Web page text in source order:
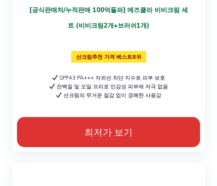
[공식판매처/누적판매 100억돌파] 메즈클라 비비크림 세
트 (비비크림2개+브러쉬1개)
선크림추천 가격 베스트8위
SPF43 PA+++ 자외선 차단 지수로 피부 보호
잔백질 및 오일 프리로 민감성 피부에 자극 없음
선크림의 무거운 질감 없이 경쾌한 사용감
최저가 보기